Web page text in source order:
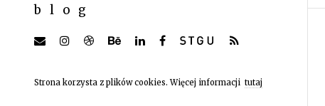
blog
Strona korzysta z plików cookies. Więcej informacji tutaj